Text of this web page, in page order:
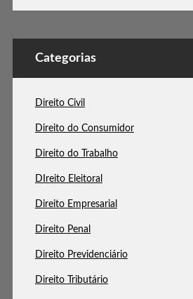
Categorias
Direito Civil
Direito do Consumidor
Direito do Trabalho
DIreito Eleitoral
Direito Empresarial
Direito Penal
Direito Previdenciário
Direito Tributário